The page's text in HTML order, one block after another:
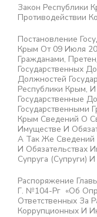
Закон Республики
Противодействии
Постановление
Крым От 09 Июля
Гражданами,
Государственных
Должностей
Республики Крым,
Государственные
Государственными
Крым Сведений О
Имуществе И
А Так Же Сведений
И Обязательствах
Супруга (супруги)
Распоряжение
Г. №104-Рг «Об
Ответственных За
Коррупционных И